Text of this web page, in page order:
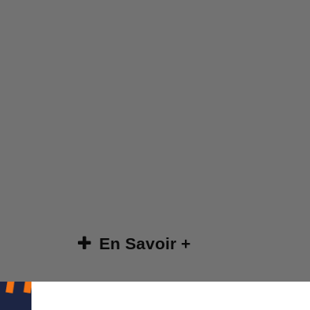
En Savoir +